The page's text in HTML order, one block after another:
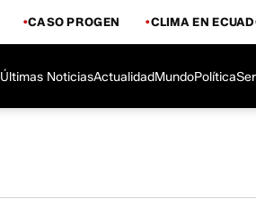
CASO PROGEN CLIMA EN
Últimas NoticiasActualidadMundoPolítica